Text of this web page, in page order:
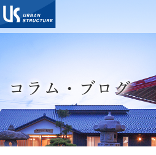
コラム・ブログ